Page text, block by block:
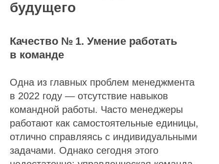
будущего
Качество № 1. Умение работать
в команде
Одна из главных проблем менеджмента
в 2022 году — отсутствие навыков
командной работы. Часто менеджеры
работают как самостоятельные единицы,
отлично справляясь с индивидуальными
задачами. Однако сегодня этого